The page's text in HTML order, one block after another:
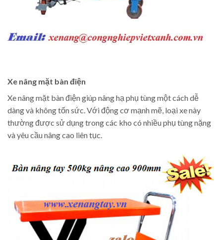
Xe nâng mặt bàn điện
Xe nâng mặt bàn điện giúp nâng hạ phụ tùng một cách dễ
dàng và không tốn sức. Với động cơ mạnh mẽ, loại xe này
thường được sử dụng trong các kho có nhiều phụ tùng nặng
và yêu cầu nâng cao liên tục.